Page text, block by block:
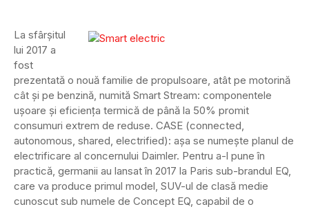
La sfârșitul
lui 2017 a
fost
prezentată o nouă familie de propulsoare, atât pe motorină
cât și pe benzină, numită Smart Stream: componentele
ușoare și eficiența termică de până la 50% promit
consumuri extrem de reduse. CASE (connected,
autonomous, shared, electrified): așa se numește planul de
electrificare al concernului Daimler. Pentru a-l pune în
practică, germanii au lansat în 2017 la Paris sub-brandul EQ,
care va produce primul model, SUV-ul de clasă medie
cunoscut sub numele de Concept EQ, capabil de o